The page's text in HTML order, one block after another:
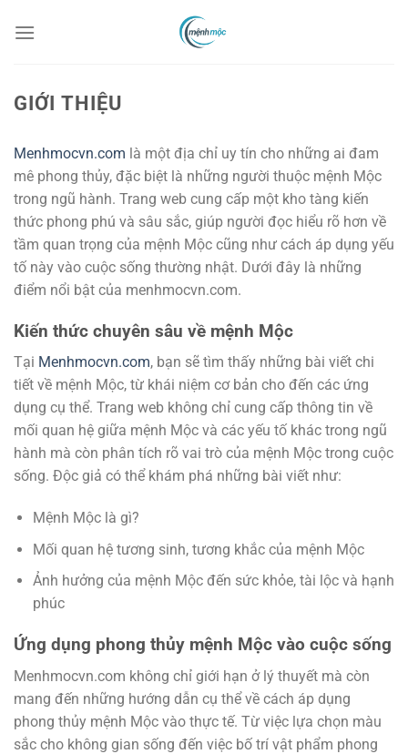
đến
GIỚI THIỆU
Menhmocvn.com là một địa chỉ uy tín cho những ai đam
mê phong thủy, đặc biệt là những người thuộc mệnh Mộc
trong ngũ hành. Trang web cung cấp một kho tàng kiến
thức phong phú và sâu sắc, giúp người đọc hiểu rõ hơn về
tầm quan trọng của mệnh Mộc cũng như cách áp dụng yếu
tố này vào cuộc sống thường nhật. Dưới đây là những
điểm nổi bật của menhmocvn.com.
Kiến thức chuyên sâu về mệnh Mộc
Tại Menhmocvn.com, bạn sẽ tìm thấy những bài viết chi
tiết về mệnh Mộc, từ khái niệm cơ bản cho đến các ứng
dụng cụ thể. Trang web không chỉ cung cấp thông tin về
mối quan hệ giữa mệnh Mộc và các yếu tố khác trong ngũ
hành mà còn phân tích rõ vai trò của mệnh Mộc trong cuộc
sống. Độc giả có thể khám phá những bài viết như:
Mệnh Mộc là gì?
Mối quan hệ tương sinh, tương khắc của mệnh Mộc
Ảnh hưởng của mệnh Mộc đến sức khỏe, tài lộc và hạnh
phúc
Ứng dụng phong thủy mệnh Mộc vào cuộc sống
Menhmocvn.com không chỉ giới hạn ở lý thuyết mà còn
mang đến những hướng dẫn cụ thể về cách áp dụng
phong thủy mệnh Mộc vào thực tế. Từ việc lựa chọn màu
sắc cho không gian sống đến việc bố trí vật phẩm phong